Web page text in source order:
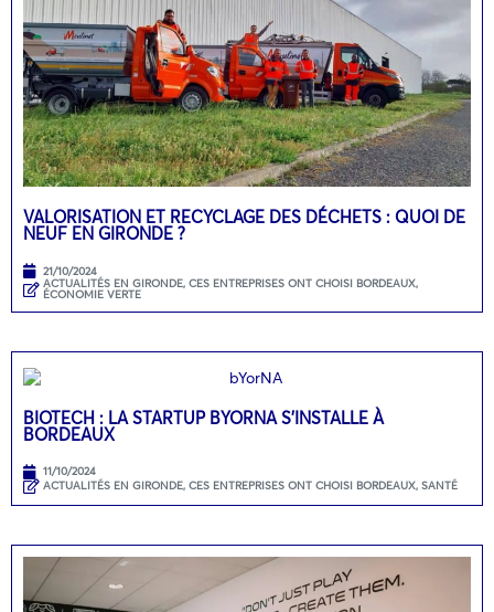
VALORISATION ET RECYCLAGE DES DÉCHETS : QUOI DE
NEUF EN GIRONDE ?
21/10/2024
ACTUALITÉS EN GIRONDE, CES ENTREPRISES ONT CHOISI BORDEAUX,
ÉCONOMIE VERTE
BIOTECH : LA STARTUP BYORNA S’INSTALLE À
BORDEAUX
11/10/2024
ACTUALITÉS EN GIRONDE, CES ENTREPRISES ONT CHOISI BORDEAUX, SANTÉ